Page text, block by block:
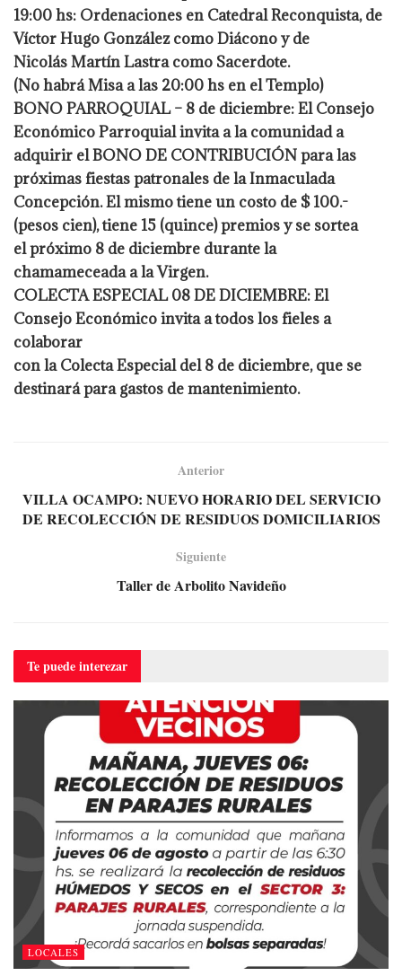
19:00 hs: Ordenaciones en Catedral Reconquista, de
Víctor Hugo González como Diácono y de
Nicolás Martín Lastra como Sacerdote.
(No habrá Misa a las 20:00 hs en el Templo)
BONO PARROQUIAL – 8 de diciembre: El Consejo
Económico Parroquial invita a la comunidad a
adquirir el BONO DE CONTRIBUCIÓN para las
próximas fiestas patronales de la Inmaculada
Concepción. El mismo tiene un costo de $ 100.-
(pesos cien), tiene 15 (quince) premios y se sortea
el próximo 8 de diciembre durante la
chamameceada a la Virgen.
COLECTA ESPECIAL 08 DE DICIEMBRE: El
Consejo Económico invita a todos los fieles a
colaborar
con la Colecta Especial del 8 de diciembre, que se
destinará para gastos de mantenimiento.
Anterior
VILLA OCAMPO: NUEVO HORARIO DEL SERVICIO
DE RECOLECCIÓN DE RESIDUOS DOMICILIARIOS
Siguiente
Taller de Arbolito Navideño
Te puedeinterezar
LOCALES